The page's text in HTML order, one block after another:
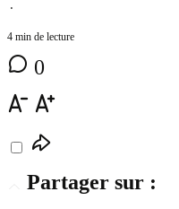
⋅
4 min de lecture
0
Partager sur :